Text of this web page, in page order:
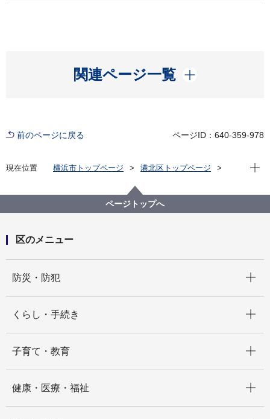
関連ページ一覧
開く
前のページに戻る ページID：640-359-978
現在位置 横浜市トップページ
港北区トップページ
現在
ページトップへ
区のメニュー
防災・防犯
くらし・手続き
子育て・教育
健康・医療・福祉